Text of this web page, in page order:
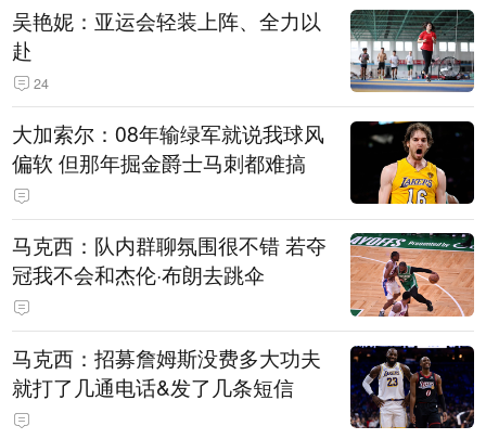
吴艳妮：亚运会轻装上阵、全力以
赴
24
大加索尔：08年输绿军就说我球风
偏软 但那年掘金爵士马刺都难搞
马克西：队内群聊氛围很不错 若夺
冠我不会和杰伦·布朗去跳伞
马克西：招募詹姆斯没费多大功夫
就打了几通电话&发了几条短信